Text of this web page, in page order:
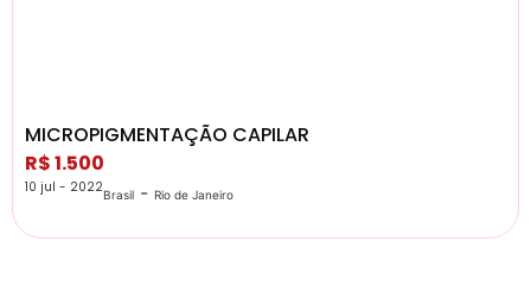
MICROPIGMENTAÇÃO CAPILAR
R$ 1.500
10 jul - 2022Brasil - Rio de Janeiro